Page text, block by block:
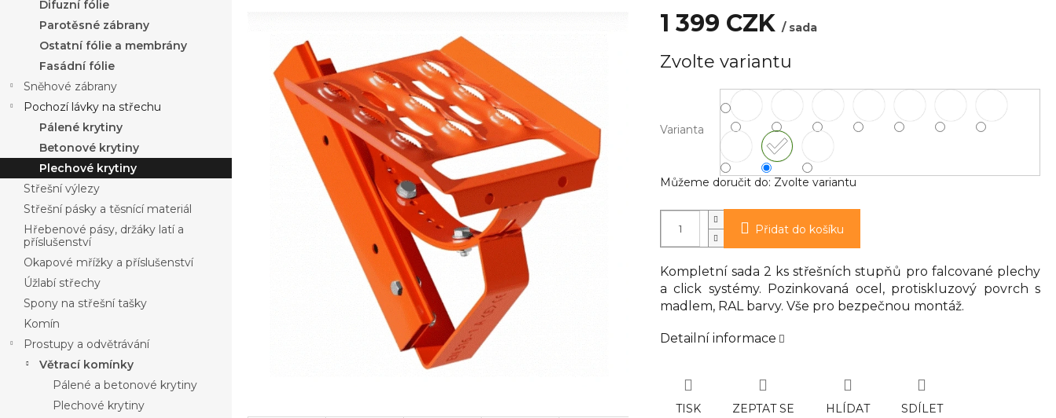
Difuzní fólie
Parotěsné zábrany
Ostatní fólie a membrány
Fasádní fólie
Sněhové zábrany
Pochozí lávky na střechu
Pálené krytiny
Betonové krytiny
Plechové krytiny
Střešní výlezy
Střešní pásky a těsnící materiál
Hřebenové pásy, držáky latí a
příslušenství
Okapové mřížky a příslušenství
Úžlabí střechy
Spony na střešní tašky
Komín
Prostupy a odvětrávání
Větrací komínky
Pálené a betonové krytiny
Plechové krytiny
hvězdiček.
1 399 CZK / sada
cena:
Zvolte variantu
Varianta
Můžeme doručit do: Zvolte variantu
Přidat do košíku
Kompletní sada 2 ks střešních stupňů pro falcované plechy
a click systémy. Pozinkovaná ocel, protiskluzový povrch s
madlem, RAL barvy. Vše pro bezpečnou montáž.
Detailní informace
TISK ZEPTAT SE HLÍDAT SDÍLET